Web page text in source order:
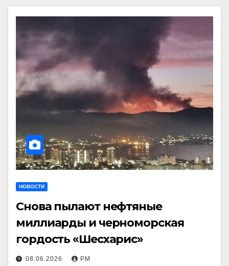
НОВОСТИ
Снова пылают нефтяные
миллиарды и черноморская
гордость «Шесхарис»
08.06.2026 РМ